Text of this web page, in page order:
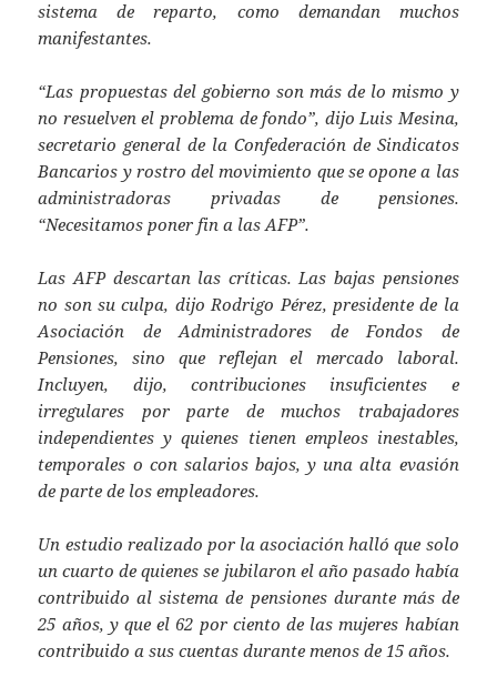
sistema de reparto, como demandan muchos
manifestantes.
“Las propuestas del gobierno son más de lo mismo y
no resuelven el problema de fondo”, dijo Luis Mesina,
secretario general de la Confederación de Sindicatos
Bancarios y rostro del movimiento que se opone a las
administradoras privadas de pensiones.
“Necesitamos poner fin a las AFP”.
Las AFP descartan las críticas. Las bajas pensiones
no son su culpa, dijo Rodrigo Pérez, presidente de la
Asociación de Administradores de Fondos de
Pensiones, sino que reflejan el mercado laboral.
Incluyen, dijo, contribuciones insuficientes e
irregulares por parte de muchos trabajadores
independientes y quienes tienen empleos inestables,
temporales o con salarios bajos, y una alta evasión
de parte de los empleadores.
Un estudio realizado por la asociación halló que solo
un cuarto de quienes se jubilaron el año pasado había
contribuido al sistema de pensiones durante más de
25 años, y que el 62 por ciento de las mujeres habían
contribuido a sus cuentas durante menos de 15 años.